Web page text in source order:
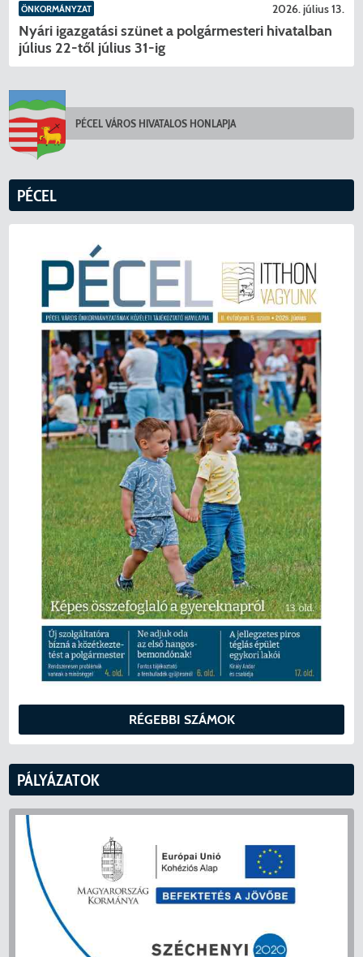
ÖNKORMÁNYZAT 2026. július 13.
Nyári igazgatási szünet a polgármesteri hivatalban
július 22-től július 31-ig
PÉCEL VÁROS HIVATALOS HONLAPJA
PÉCEL
RÉGEBBI SZÁMOK
PÁLYÁZATOK